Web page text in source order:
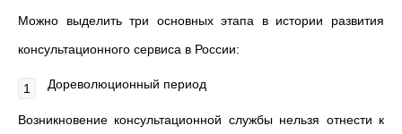
Можно выделить три основных этапа в истории развития
консультационного сервиса в России:
Дореволюционный период
Возникновение консультационной службы нельзя отнести к